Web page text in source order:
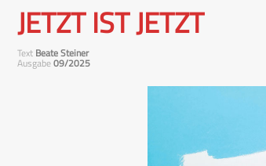
JETZT IST JETZT
Text Beate Steiner
Ausgabe09/2025